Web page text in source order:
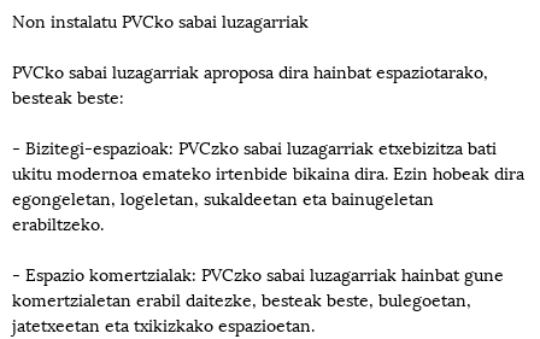
Non instalatu PVCko sabai luzagarriak
PVCko sabai luzagarriak aproposa dira hainbat espaziotarako,
besteak beste:
- Bizitegi-espazioak: PVCzko sabai luzagarriak etxebizitza bati
ukitu modernoa emateko irtenbide bikaina dira. Ezin hobeak dira
egongeletan, logeletan, sukaldeetan eta bainugeletan
erabiltzeko.
- Espazio komertzialak: PVCzko sabai luzagarriak hainbat gune
komertzialetan erabil daitezke, besteak beste, bulegoetan,
jatetxeetan eta txikizkako espazioetan.